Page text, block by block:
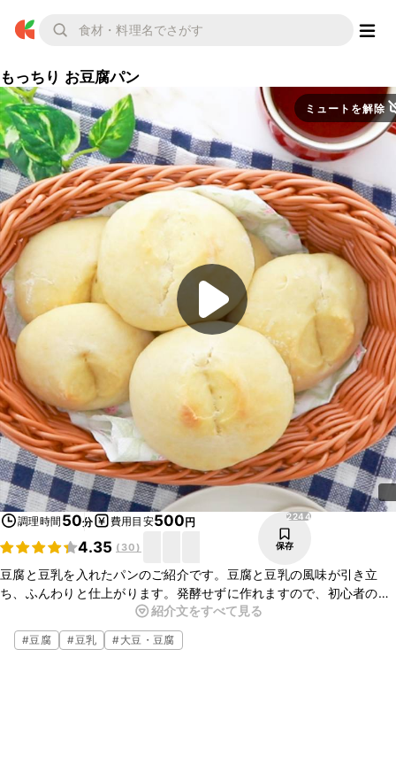
もっちり お豆腐パン
ミュートを解除
調理時間 50分 費用目安500円
4.35 ( 30)
2244
保存
豆腐と豆乳を入れたパンのご紹介です。豆腐と豆乳の風味が引き立
ち、ふんわりと仕上がります。発酵せずに作れますので、初心者の方
にもおすすめです。お好みのバターやジャムをつけて、朝食やブラン
チに是非お試しくださいね。
紹介文をすべて見る
#豆腐 #豆乳 #大豆・豆腐